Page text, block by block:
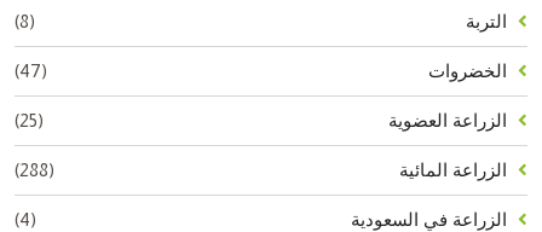
التربة (8)
الخضروات (47)
الزراعة العضوية (25)
الزراعة المائية (288)
الزراعة في السعودية (4)